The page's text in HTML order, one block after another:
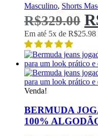
Masculino, Shorts
R$329.00 O
Em até 5x de R$25.98
Venda!
BERMUDA
100%